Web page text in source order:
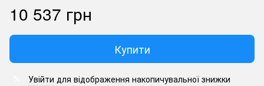
10 537 грн
Купити
Увійти для відображення накопичувальної знижки